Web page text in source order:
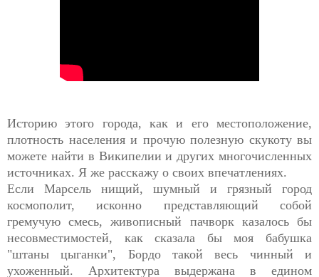
Историю этого города, как и его местоположение,
плотность населения и прочую полезную скукоту вы
можете найти в Википелии и других многочисленных
источниках. Я же расскажу о своих впечатлениях.
Если Марсель нищий, шумный и грязный город
космополит, исконно представляющий собой
гремучую смесь, живописный пачворк казалось бы
несовместимостей, как сказала бы моя бабушка
"штаны цыганки", Бордо такой весь чинный и
ухоженный. Архитектура выдержана в едином